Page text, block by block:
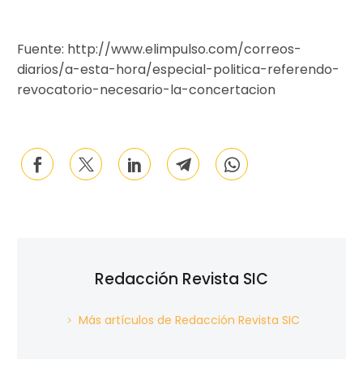
Fuente: http://www.elimpulso.com/correos-
diarios/a-esta-hora/especial-politica-referendo-
revocatorio-necesario-la-concertacion
Redacción Revista SIC
Más artículos de Redacción Revista SIC